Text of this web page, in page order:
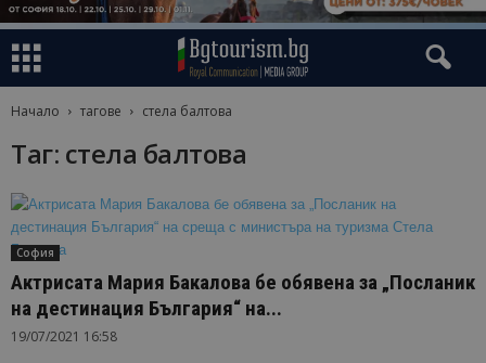
Начало тагове стела балтова
Таг: стела балтова
София
Актрисата Мария Бакалова бе обявена за „Посланик
на дестинация България“ на...
19/07/2021 16:58